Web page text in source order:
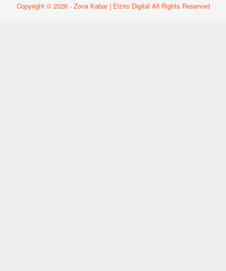
Copyright © 2026 - Zona Kabar | Eiziro Digital All Rights Reserved